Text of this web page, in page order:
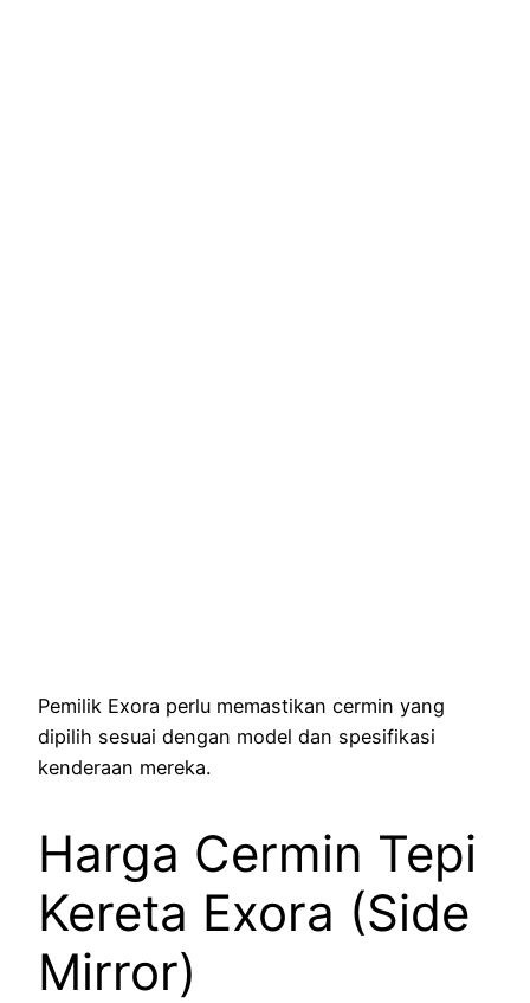
Pemilik Exora perlu memastikan cermin yang
dipilih sesuai dengan model dan spesifikasi
kenderaan mereka.
Harga Cermin Tepi
Kereta Exora (Side
Mirror)